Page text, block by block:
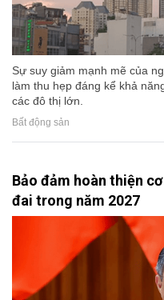
Sự suy giảm mạnh mẽ của
làm thu hẹp đáng kể khả
các đô thị lớn.
Bất động sản
Bảo đảm hoàn thiện
đai trong năm 2027